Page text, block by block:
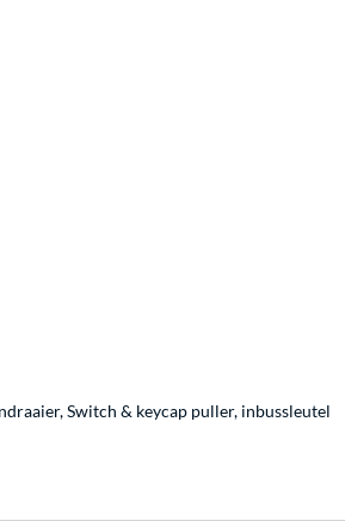
Switch & keycap puller, inbussleutel